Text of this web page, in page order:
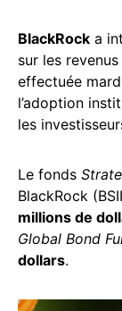
BlackRock a
sur les
effectuée
l’adoption
les
Le fonds
BlackRock
millions de
Global Bond
dollars.